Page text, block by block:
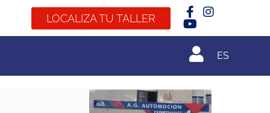
LOCALIZA TU TALLER
ES